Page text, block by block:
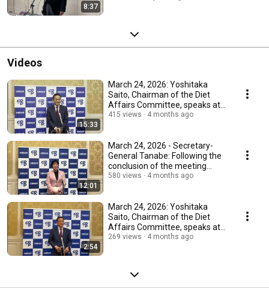
8:37
Videos
15:33
March 24, 2026: Yoshitaka
Saito, Chairman of the Diet
Affairs Committee, speaks at
the conclusion...
415 views 4 months ago
12:01
March 24, 2026 - Secretary-
General Tanabe: Following the
conclusion of the meeting
between the ch...
580 views 4 months ago
2:54
March 24, 2026: Yoshitaka
Saito, Chairman of the Diet
Affairs Committee, speaks at
the conclusion...
269 views 4 months ago